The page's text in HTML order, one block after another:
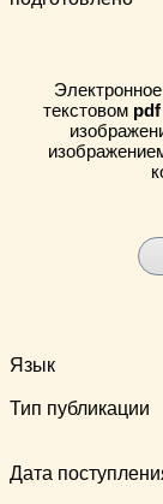
текстовом pdf
Язык
Тип публикации
Дата